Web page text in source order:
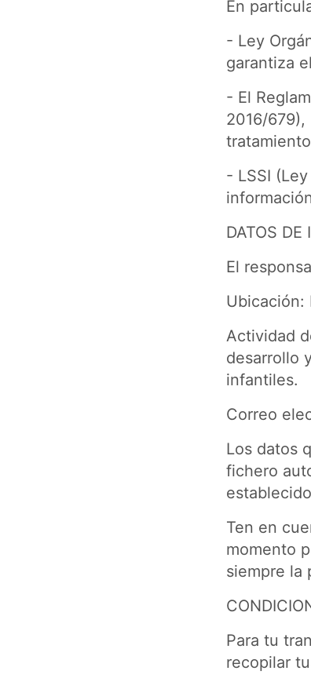
En
- Ley
garantiza
- El
2016/
- LSSI
DATOS DE
El
Ubicación:
Actividad
desarrollo
infantiles.
Correo
Los datos
fichero
Ten en
momento
siempre la
Para tu
recopilar